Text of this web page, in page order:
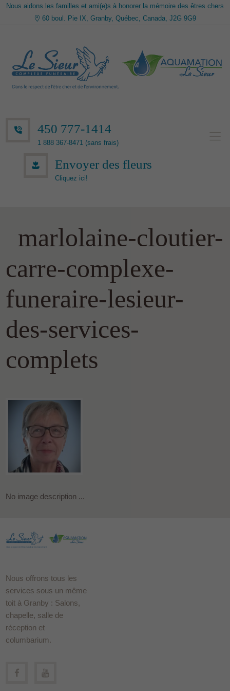
Nous aidons les familles et ami(e)s à honorer la mémoire des êtres chers
60 boul. Pie IX, Granby, Québec, Canada, J2G 9G9
450 777-1414
1 888 367-8471 (sans frais)
Envoyer des fleurs
Cliquez ici!
marlolaine-cloutier-
carre-complexe-
funeraire-lesieur-
des-services-
complets
No image description ...
Nous offrons tous les
services sous un même
toit à Granby : Salons,
chapelle, salle de
réception et
columbarium.